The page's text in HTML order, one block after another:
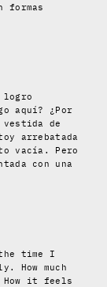
formas
logro
aquí? ¿Por
vestida de
arrebatada
vacía. Pero
con una
time I
How much
it feels